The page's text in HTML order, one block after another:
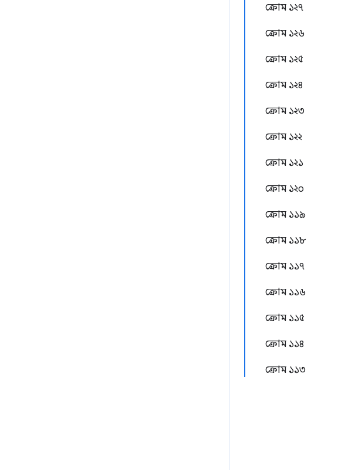
ক্রোম ১২৭
ক্রোম ১২৬
ক্রোম ১২৫
ক্রোম ১২৪
ক্রোম ১২৩
ক্রোম ১২২
ক্রোম ১২১
ক্রোম ১২০
ক্রোম ১১৯
ক্রোম ১১৮
ক্রোম ১১৭
ক্রোম ১১৬
ক্রোম ১১৫
ক্রোম ১১৪
ক্রোম ১১৩